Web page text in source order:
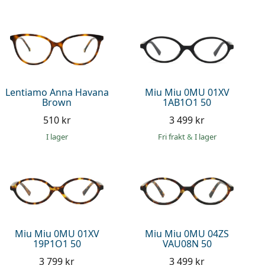
Lentiamo Anna Havana
Brown
510 kr
I lager
Miu Miu 0MU 01XV
1AB1O1 50
3 499 kr
Fri frakt& I lager
Miu Miu 0MU 01XV
19P1O1 50
3 799 kr
Miu Miu 0MU 04ZS
VAU08N 50
3 499 kr